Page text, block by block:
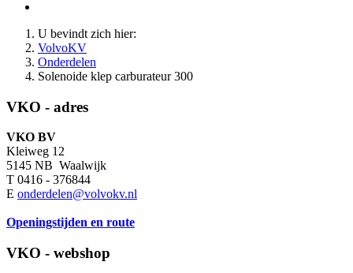
U bevindt zich hier:
VolvoKV
Onderdelen
Solenoide klep carburateur 300
VKO - adres
VKO BV
Kleiweg 12
5145 NB Waalwijk
T 0416 - 376844
E onderdelen@volvokv.nl
Openingstijden en route
VKO - webshop